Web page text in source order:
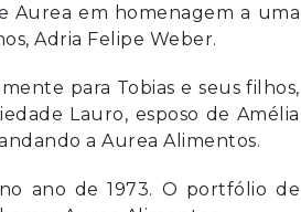
Aurea em homenagem a uma
Adria Felipe Weber.
para Tobias e seus filhos,
Lauro, esposo de Amélia
a Aurea Alimentos.
ano de 1973. O portfólio de